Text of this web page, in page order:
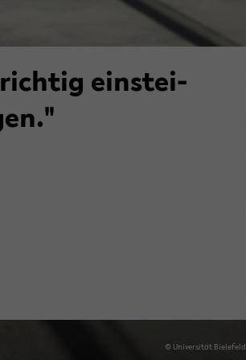
ein­stei­
© Uni­ver­si­tät Bie­le­feld